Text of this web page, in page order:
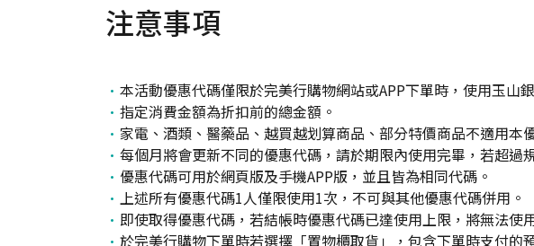
注意事項
本活動優惠代碼僅限於完美行購物網站或APP下單時，使用玉山
指定消費金額為折扣前的總金額。
家電、酒類、醫藥品、越買越划算商品、部分特價商品不適用本
每個月將會更新不同的優惠代碼，請於期限內使用完畢，若超過
優惠代碼可用於網頁版及手機APP版，並且皆為相同代碼。
上述所有優惠代碼1人僅限使用1次，不可與其他優惠代碼併用。
即使取得優惠代碼，若結帳時優惠代碼已達使用上限，將無法使
於完美行購物下單時若選擇「置物櫃取貨」，包含下單時支付